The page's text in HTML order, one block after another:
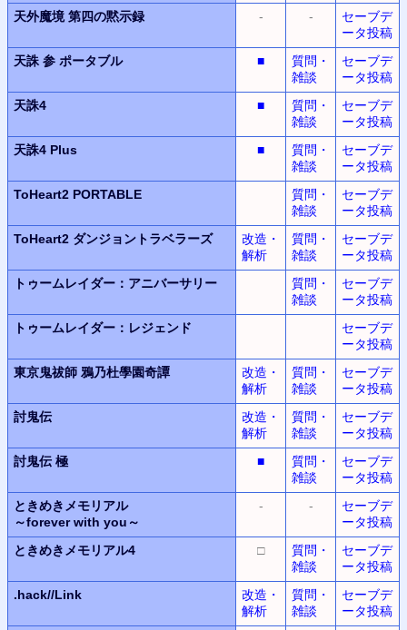
天外魔境 第四の黙示録 - -
セーブデ
ータ投稿
天誅 参 ポータブル
■
質問・
雑談
セーブデ
ータ投稿
天誅4
■
質問・
雑談
セーブデ
ータ投稿
天誅4 Plus
■
質問・
雑談
セーブデ
ータ投稿
ToHeart2 PORTABLE
質問・
雑談
セーブデ
ータ投稿
ToHeart2 ダンジョントラベラーズ
改造・
解析
質問・
雑談
セーブデ
ータ投稿
トゥームレイダー：アニバーサリー
質問・
雑談
セーブデ
ータ投稿
トゥームレイダー：レジェンド
セーブデ
ータ投稿
東京鬼祓師 鴉乃杜學園奇譚
改造・
解析
質問・
雑談
セーブデ
ータ投稿
討鬼伝
改造・
解析
質問・
雑談
セーブデ
ータ投稿
討鬼伝 極
■
質問・
雑談
セーブデ
ータ投稿
ときめきメモリアル
～forever with you～
- -
セーブデ
ータ投稿
ときめきメモリアル4
□
質問・
雑談
セーブデ
ータ投稿
.hack//Link
改造・
解析
質問・
雑談
セーブデ
ータ投稿